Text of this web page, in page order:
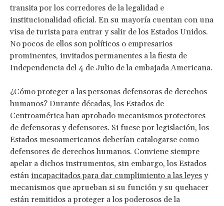
transita por los corredores de la legalidad e
institucionalidad oficial. En su mayoría cuentan con una
visa de turista para entrar y salir de los Estados Unidos.
No pocos de ellos son políticos o empresarios
prominentes, invitados permanentes a la fiesta de
Independencia del 4 de Julio de la embajada Americana.
¿Cómo proteger a las personas defensoras de derechos
humanos? Durante décadas, los Estados de
Centroamérica han aprobado mecanismos protectores
de defensoras y defensores. Si fuese por legislación, los
Estados mesoamericanos deberían catalogarse como
defensores de derechos humanos. Conviene siempre
apelar a dichos instrumentos, sin embargo, los Estados
están incapacitados para dar cumplimiento a las leyes y
mecanismos que aprueban si su función y su quehacer
están remitidos a proteger a los poderosos de la